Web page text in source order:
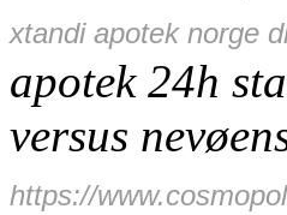
xtandi apotek norge
apotek 24h
versus
https://